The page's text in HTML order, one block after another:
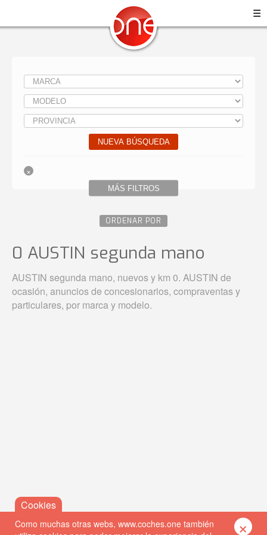
☰
NUEVA BÚSQUEDA
MÁS FILTROS
ORDENAR POR
0 AUSTIN segunda mano
AUSTIN segunda mano, nuevos y km 0. AUSTIN de
ocasión, anuncios de concesionarios, compraventas y
particulares, por marca y modelo.
Como muchas otras webs, www.coches.one también
×